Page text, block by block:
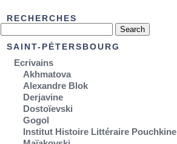
RECHERCHES
SAINT-PÉTERSBOURG
Ecrivains
Akhmatova
Alexandre Blok
Derjavine
Dostoïevski
Gogol
Institut Histoire Littéraire Pouchkine